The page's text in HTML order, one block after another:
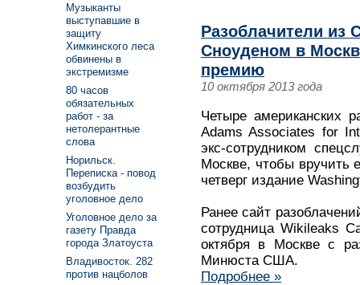
Разоблачители из
Сноуденом в
премию
10 октября 2013 года
Четыре американских
Adams Associates for
экс-сотрудником
Москве, чтобы вручить
четверг издание
Ранее сайт
сотрудница Wikileaks
октября в Москве с
Минюста США.
Подробнее »
Музыканты
выступавшие в
защиту
Химкинского леса
обвинены в
экстремизме
80 часов
обязательных
работ - за
нетолерантные
слова
Норильск.
Переписка - повод
возбудить
уголовное дело
Уголовное дело за
газету Правда
города Златоуста
Владивосток. 282
против нацболов